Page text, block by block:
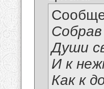
Души
И к
Как к